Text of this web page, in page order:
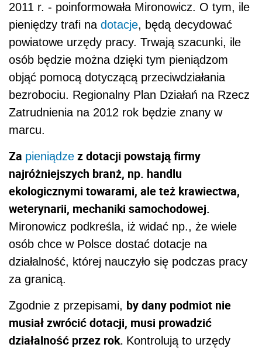
2011 r. - poinformowała Mironowicz. O tym, ile
pieniędzy trafi na dotacje, będą decydować
powiatowe urzędy pracy. Trwają szacunki, ile
osób będzie można dzięki tym pieniądzom
objąć pomocą dotyczącą przeciwdziałania
bezrobociu. Regionalny Plan Działań na Rzecz
Zatrudnienia na 2012 rok będzie znany w
marcu.
Za pieniądze z dotacji powstają firmy
najróżniejszych branż, np. handlu
ekologicznymi towarami, ale też krawiectwa,
weterynarii, mechaniki samochodowej.
Mironowicz podkreśla, iż widać np., że wiele
osób chce w Polsce dostać dotacje na
działalność, której nauczyło się podczas pracy
za granicą.
Zgodnie z przepisami, by dany podmiot nie
musiał zwrócić dotacji, musi prowadzić
działalność przez rok. Kontrolują to urzędy